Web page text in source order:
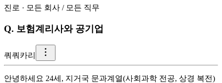
진로 · 모든 회사 / 모든 직무
Q. 보험계리사와 공기업
쿼쿼카리
안녕하세요 24세, 지거국 문과계열(사회과학 전공, 상경 복전)